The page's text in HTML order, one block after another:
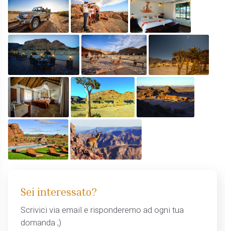
Sei interessato?
Scrivici via email e risponderemo ad ogni tua
domanda ;)